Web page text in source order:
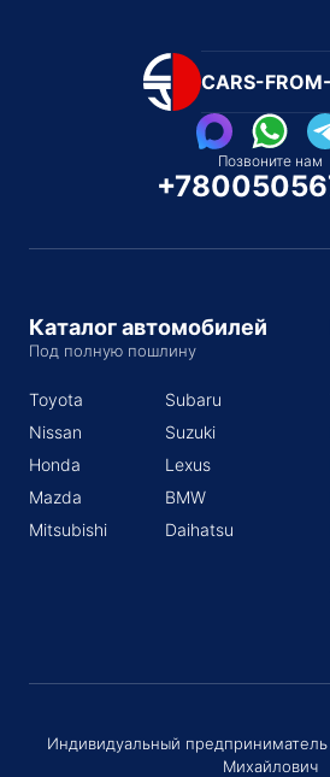
CARS-
Позвоните нам
Каталог автомобилей
Под полную пошлину
Toyota
Nissan
Honda
Mazda
Mitsubishi
Subaru
Suzuki
Lexus
BMW
Daihatsu
Индивидуальный
Михайлович